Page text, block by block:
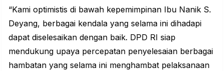
“Kami optimistis di bawah kepemimpinan Ibu Nanik S.
Deyang, berbagai kendala yang selama ini dihadapi
dapat diselesaikan dengan baik. DPD RI siap
mendukung upaya percepatan penyelesaian berbagai
hambatan yang selama ini menghambat pelaksanaan